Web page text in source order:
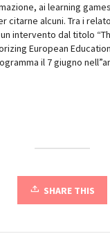
ai learning
citarne alcuni. Tra i
un intervento dal titolo
European
il 7 giugno
SHARE THIS